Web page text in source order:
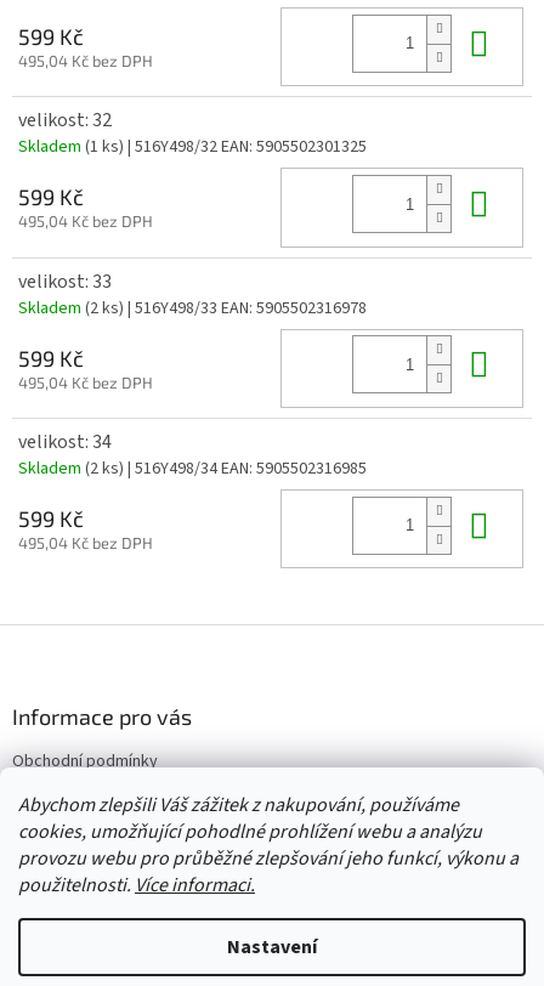
Abychom zlepšili Váš zážitek z nakupování, používáme
cookies, umožňující pohodlné prohlížení webu a analýzu
provozu webu pro průběžné zlepšování jeho funkcí, výkonu a
použitelnosti. Více informaci.
Nastavení
599 Kč
495,04 Kč bez DPH
velikost: 32
Skladem (1 ks) | 516Y498/32EAN: 5905502301325
599 Kč
495,04 Kč bez DPH
velikost: 33
Skladem (2 ks) | 516Y498/33 EAN: 5905502316978
599 Kč
495,04 Kč bez DPH
velikost: 34
Skladem (2 ks) | 516Y498/34EAN: 5905502316985
599 Kč
495,04 Kč bez DPH
í
Informace pro vás
Obchodní podmínky
Vrácení/výměna/reklamace
Velkoobchod